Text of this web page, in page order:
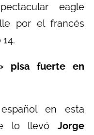
eagle
por el francés
pisa fuerte en
en esta
lo llevó Jorge